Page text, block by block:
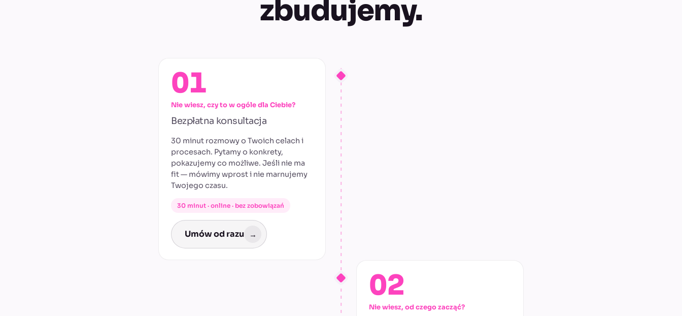
zbudujemy.
01
Nie wiesz, czy to w ogóle dla Ciebie?
Bezpłatna konsultacja
30 minut rozmowy o Twoich celach i
procesach. Pytamy o konkrety,
pokazujemy co możliwe. Jeśli nie ma
fit — mówimy wprost i nie marnujemy
Twojego czasu.
30 minut · online · bez zobowiązań
Umów od razu →
02
Nie wiesz, od czego zacząć?